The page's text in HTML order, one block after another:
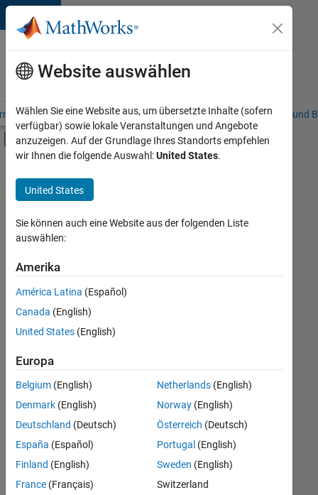
Weiter zum Inhalt
Karriere
bei
MathWorks
– Übersicht Stellensuche Niederlassungen Studierende und
Umschaltung für Off-Canvas-
Hauptinhalt
Customer Support
Education Sales
Inside Sales
Sales Operations
Marketing Communications
Marketing Services
Finance and Operations
Human Resources
Büro- und Verwaltungsdienste
+9
Derzeit
es
keine
offenen
Stellen,
Ihren
Suchkriterien
entsprechen.
können
die
Suchkriterien
weiter
fassen
Website auswählen
Wählen Sie eine Website aus, um übersetzte Inhalte (sofern
verfügbar) sowie lokale Veranstaltungen und Angebote
anzuzeigen. Auf der Grundlage Ihres Standorts empfehlen
wir Ihnen die folgende Auswahl:United States.
United States
Sie können auch eine Website aus der folgenden Liste
auswählen:
Amerika
América Latina (Español)
Canada (English)
United States (English)
Europa
Belgium (English)
Denmark (English)
Deutschland (Deutsch)
España (Español)
Finland (English)
France (Français)
Netherlands(English)
Norway(English)
Österreich (Deutsch)
Portugal (English)
Sweden (English)
Switzerland